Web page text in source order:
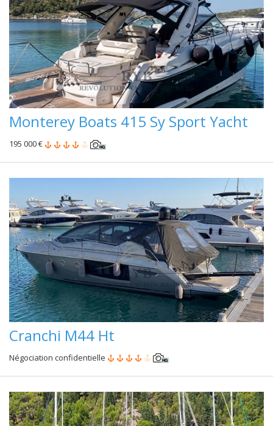
Monterey Boats 415 Sy Sport Yacht
195 000 €
Cranchi M44 Ht
Négociation confidentielle